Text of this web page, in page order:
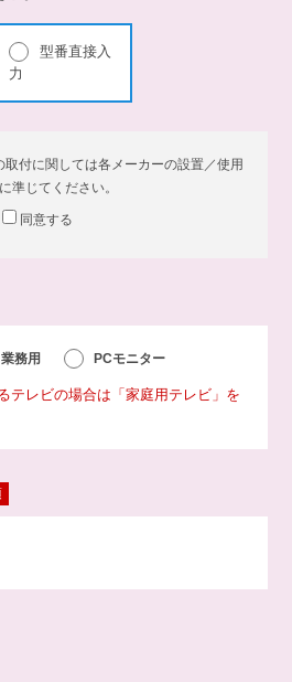
型番直接入
力
付に関しては各メーカーの設置／使用
準じてください。
同意する
業務用 PCモニター
テレビの場合は「家庭用テレビ」を